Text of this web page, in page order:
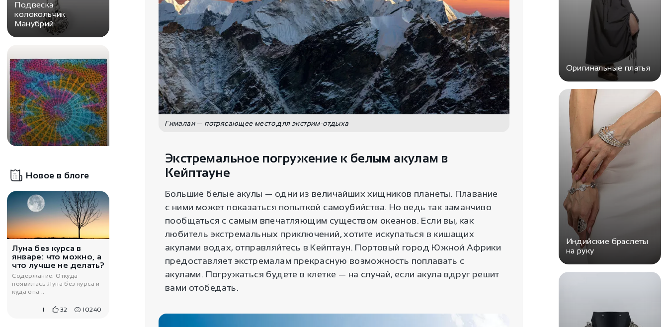
Подвеска
колокольчик
Манубрий
Покрывало Хвост
Новое в блоге
Луна без курса в
январе: что можно, а
что лучше не делать?
Содержание: Откуда
появилась Луна без курса и
куда она ..
1 32 10240
Гималаи — потрясающее место для экстрим-отдыха
Экстремальное погружение к белым акулам в
Кейптауне
Большие белые акулы — одни из величайших хищников планеты. Плавание
с ними может показаться попыткой самоубийства. Но ведь так заманчиво
пообщаться с самым впечатляющим существом океанов. Если вы, как
любитель экстремальных приключений, хотите искупаться в кишащих
акулами водах, отправляйтесь в Кейптаун. Портовый город Южной Африки
предоставляет экстремалам прекрасную возможность поплавать с
акулами. Погружаться будете в клетке — на случай, если акула вдруг решит
вами отобедать.
Оригинальные платья
Индийские браслеты
на руку